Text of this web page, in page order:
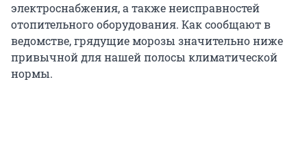
электроснабжения, а также неисправностей
отопительного оборудования. Как сообщают в
ведомстве, грядущие морозы значительно ниже
привычной для нашей полосы климатической
нормы.